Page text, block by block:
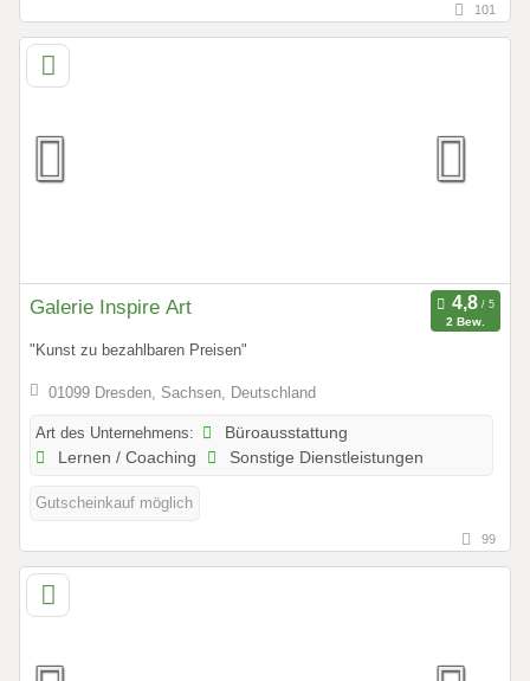
101
Galerie Inspire Art
2 Bew.
"Kunst zu bezahlbaren Preisen"
01099 Dresden, Sachsen, Deutschland
Art des Unternehmens:
Büroausstattung
Lernen / Coaching
Sonstige Dienstleistungen
Gutscheinkauf möglich
99